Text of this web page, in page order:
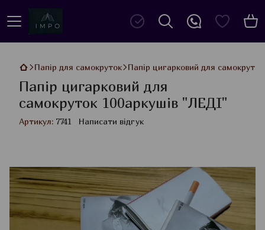
Папір для самокруток Папір цигарковий для
Папір цигарковий для
самокруток 100аркушів "ЛЕДІ"
Артикул: 7741 Написати відгук